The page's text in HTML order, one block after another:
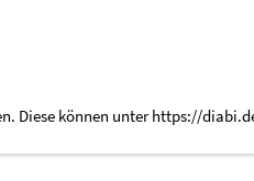
Diese können unter https://